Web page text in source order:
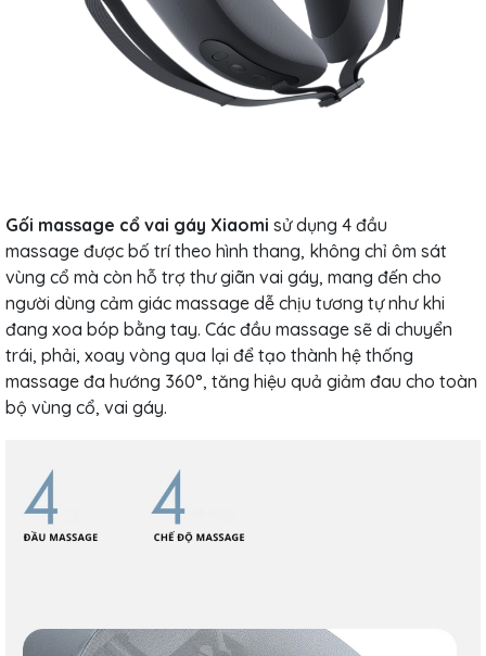
Gối massage cổ vai gáy Xiaomi sử dụng 4 đầu
massage được bố trí theo hình thang, không chỉ ôm sát
vùng cổ mà còn hỗ trợ thư giãn vai gáy, mang đến cho
người dùng cảm giác massage dễ chịu tương tự như khi
đang xoa bóp bằng tay. Các đầu massage sẽ di chuyển
trái, phải, xoay vòng qua lại để tạo thành hệ thống
massage đa hướng 360°, tăng hiệu quả giảm đau cho toàn
bộ vùng cổ, vai gáy.